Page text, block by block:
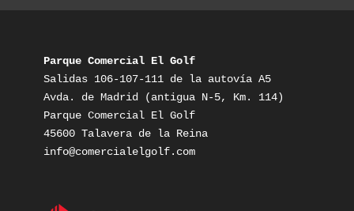
Parque Comercial El Golf
Salidas 106-107-111 de la autovía A5
Avda. de Madrid (antigua N-5, Km. 114)
Parque Comercial El Golf
45600 Talavera de la Reina
info@comercialelgolf.com